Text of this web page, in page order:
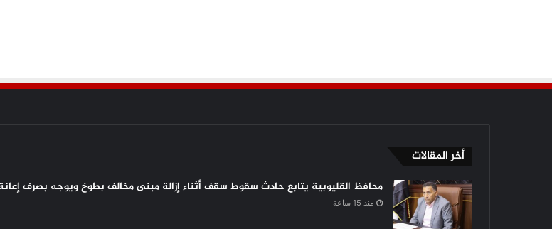
أخر المقالات
محافظ القليوبية يتابع حادث سقوط سقف أثناء إزالة مبنى مخالف بطوخ ويوجه بصرف إعانة
منذ 15 ساعة